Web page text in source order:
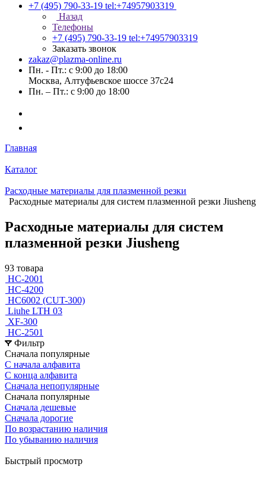
+7 (495) 790-33-19 tel:+74957903319
Назад
Телефоны
+7 (495) 790-33-19 tel:+74957903319
Заказать звонок
zakaz@plazma-online.ru
Пн. - Пт.: с 9:00 до 18:00
Москва, Алтуфьевское шоссе 37с24
Пн. – Пт.: с 9:00 до 18:00
Главная
Каталог
Расходные материалы для плазменной резки
Расходные материалы для систем плазменной резки Jiusheng
Расходные материалы для систем
плазменной резки Jiusheng
93 товара
HC-2001
HC-4200
HC6002 (CUT-300)
Liuhe LTH 03
XF-300
НС-2501
Фильтр
Сначала популярные
С начала алфавита
С конца алфавита
Сначала непопулярные
Сначала популярные
Сначала дешевые
Сначала дорогие
По возрастанию наличия
По убыванию наличия
Быстрый просмотр